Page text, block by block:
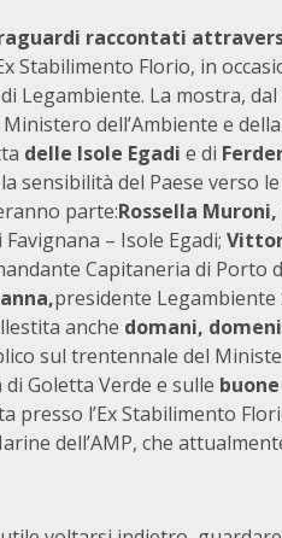
raccontati
Stabilimento Florio, in
Legambiente. La mostra,
dell’Ambiente e
delle Isole Egadi e di
sensibilità del Paese verso
parte:Rossella Muroni,
– Isole Egadi;
Capitaneria di Porto
presidente Legambiente
anche domani,
sul trentennale del
Goletta Verde e sulle
presso l’Ex Stabilimento
dell’AMP, che